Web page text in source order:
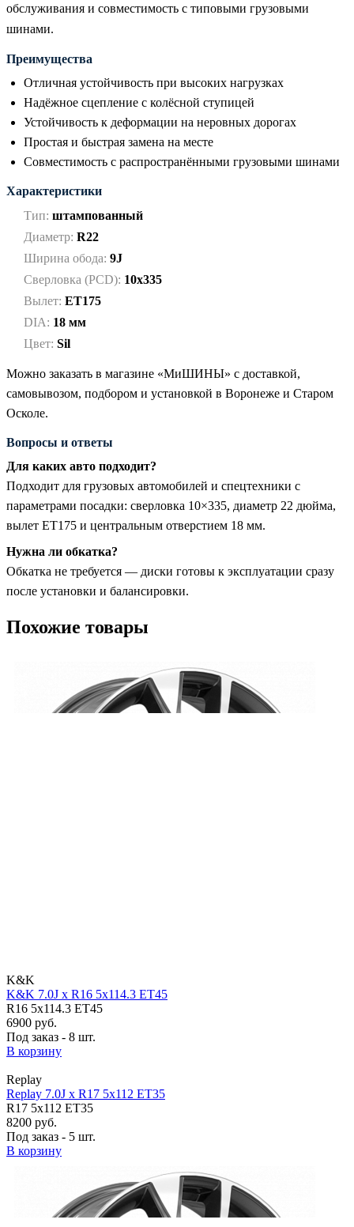
обслуживания и совместимость с типовыми грузовыми
шинами.
Преимущества
Отличная устойчивость при высоких нагрузках
Надёжное сцепление с колёсной ступицей
Устойчивость к деформации на неровных дорогах
Простая и быстрая замена на месте
Совместимость с распространёнными грузовыми шинами
Характеристики
Тип: штампованный
Диаметр: R22
Ширина обода: 9J
Сверловка (PCD): 10x335
Вылет: ET175
DIA: 18 мм
Цвет: Sil
Можно заказать в магазине «МиШИНЫ» с доставкой,
самовывозом, подбором и установкой в Воронеже и Старом
Осколе.
Вопросы и ответы
Для каких авто подходит?
Подходит для грузовых автомобилей и спецтехники с
параметрами посадки: сверловка 10×335, диаметр 22 дюйма,
вылет ET175 и центральным отверстием 18 мм.
Нужна ли обкатка?
Обкатка не требуется — диски готовы к эксплуатации сразу
после установки и балансировки.
Похожие товары
K&K
K&K 7.0J x R16 5x114.3 ET45
R16 5x114.3 ET45
6900 руб.
Под заказ - 8 шт.
В корзину
Replay
Replay 7.0J x R17 5x112 ET35
R17 5x112 ET35
8200 руб.
Под заказ - 5 шт.
В корзину